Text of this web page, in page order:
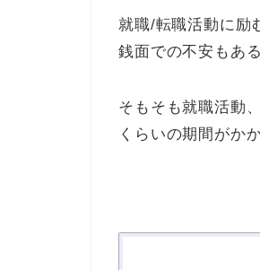
就職/転職活動に励
銭面での不安もあ
そもそも就職活動
くらいの期間がか